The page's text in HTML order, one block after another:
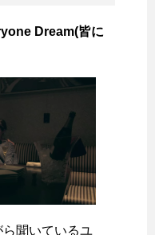
Dream(皆に
ら聞いているユ